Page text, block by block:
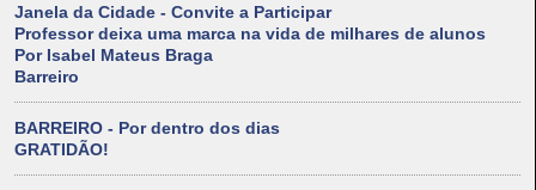
Janela da Cidade - Convite a Participar
Professor deixa uma marca na vida de milhares de alunos
Por Isabel Mateus Braga
Barreiro
BARREIRO - Por dentro dos dias
GRATIDÃO!